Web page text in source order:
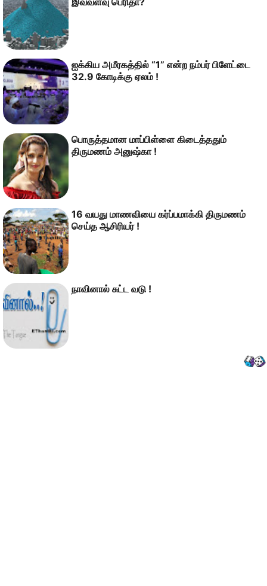
ஐக்கிய அமீரகத்தில் “1” என்ற நம்பர் பிளேட்டை
32.9 கோடிக்கு ஏலம் !
பொருத்தமான மாப்பிள்ளை கிடைத்ததும்
திருமணம் அனுஷ்கா !
16 வயது மாணவியை கர்ப்பமாக்கி திருமணம்
செய்த ஆசிரியர் !
நாவினால் சுட்ட வடு !